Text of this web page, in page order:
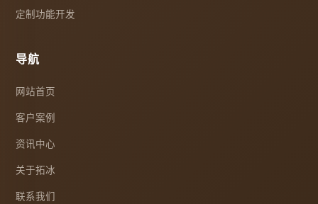
定制功能开发
导航
网站首页
客户案例
资讯中心
关于拓冰
联系我们